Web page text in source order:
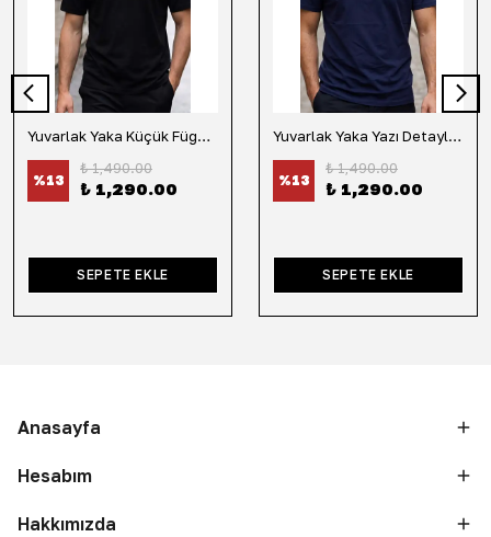
Yuvarlak Yaka Küçük Fügür Detaylı Tişört-Siyah
%13
₺ 1,490.00
₺ 1,290.00
SEPETE EKLE
Yuvarlak Yaka Yazı Detaylı Tişört-Lacivert
%13
₺ 1,490.00
₺ 1,290.00
SEPETE EKLE
Anasayfa
Hesabım
Hakkımızda